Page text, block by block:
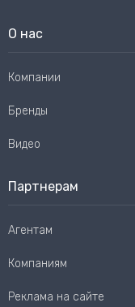
О нас
Компании
Бренды
Видео
Партнерам
Агентам
Компаниям
Реклама на сайте